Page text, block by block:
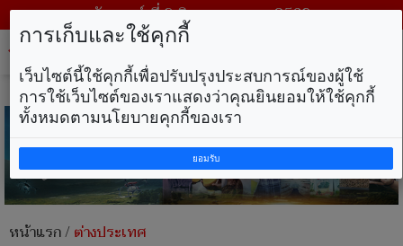
วันเสาร์ ที่ 8 สิงหาคม พ.ศ. 2569
หน้าแรก/ต่างประเทศ
การเก็บและใช้คุกกี้
เว็บไซต์นี้ใช้คุกกี้เพื่อปรับปรุงประสบการณ์ของผู้ใช้
การใช้เว็บไซต์ของเราแสดงว่าคุณยินยอมให้ใช้คุกกี้
ทั้งหมดตามนโยบายคุกกี้ของเรา
ยอมรับ